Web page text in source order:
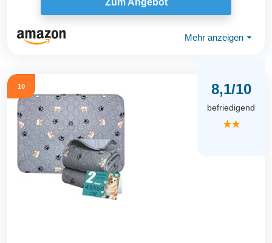
Mehr anzeigen ⏷
10 8,1/10
befriedigend
★★